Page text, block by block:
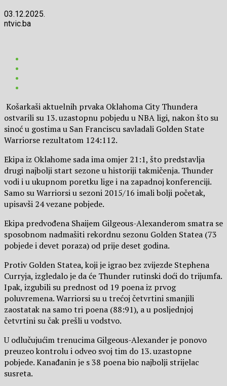
03.12.2025.
ntvic.ba
Košarkaši aktuelnih prvaka Oklahoma City Thundera
ostvarili su 13. uzastopnu pobjedu u NBA ligi, nakon što su
sinoć u gostima u San Franciscu savladali Golden State
Warriorse rezultatom 124:112.
Ekipa iz Oklahome sada ima omjer 21:1, što predstavlja
drugi najbolji start sezone u historiji takmičenja. Thunder
vodi i u ukupnom poretku lige i na zapadnoj konferenciji.
Samo su Warriorsi u sezoni 2015/16 imali bolji početak,
upisavši 24 vezane pobjede.
Ekipa predvođena Shaijem Gilgeous-Alexanderom smatra se
sposobnom nadmašiti rekordnu sezonu Golden Statea (73
pobjede i devet poraza) od prije deset godina.
Protiv Golden Statea, koji je igrao bez zvijezde Stephena
Curryja, izgledalo je da će Thunder rutinski doći do trijumfa.
Ipak, izgubili su prednost od 19 poena iz prvog
poluvremena. Warriorsi su u trećoj četvrtini smanjili
zaostatak na samo tri poena (88:91), a u posljednjoj
četvrtini su čak prešli u vodstvo.
U odlučujućim trenucima Gilgeous-Alexander je ponovo
preuzeo kontrolu i odveo svoj tim do 13. uzastopne
pobjede. Kanađanin je s 38 poena bio najbolji strijelac
susreta.